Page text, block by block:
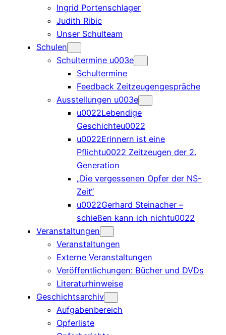
Ingrid Portenschlager
Judith Ribic
Unser Schulteam
Schulen
Schultermine u003e
Schultermine
Feedback Zeitzeugengespräche
Ausstellungen u003e
u0022Lebendige
Geschichteu0022
u0022Erinnern ist eine
Pflichtu0022 Zeitzeugen der 2.
Generation
„Die vergessenen Opfer der NS-
Zeit“
u0022Gerhard Steinacher –
schießen kann ich nichtu0022
Veranstaltungen
Veranstaltungen
Externe Veranstaltungen
Veröffentlichungen: Bücher und DVDs
Literaturhinweise
Geschichtsarchiv
Aufgabenbereich
Opferliste